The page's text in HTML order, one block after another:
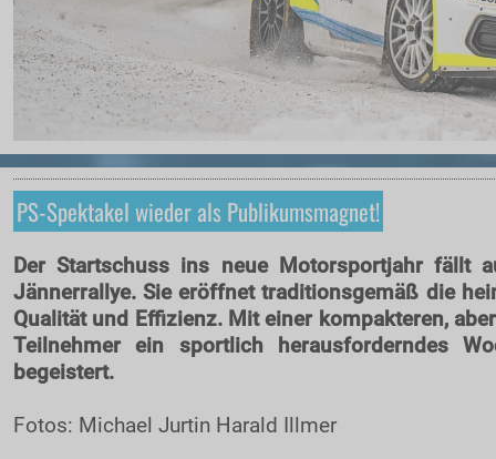
Nennung
Nennliste
Zeitplan
Streckenplan
SP Onboard Videos
Zimmernachweis
Tickets / Verkaufstellen
Ticket AGB
Rallye-Journal
Kontakt
Zuseherinformationen
PS-Spektakel wieder als Publikumsmagnet!
Der Startschuss ins neue Motorsportjahr
Jännerrallye. Sie eröffnet traditionsgemäß die
Qualität und Effizienz. Mit einer kompakteren,
Teilnehmer ein sportlich herausforderndes
begeistert.
Fotos: Michael Jurtin Harald Illmer